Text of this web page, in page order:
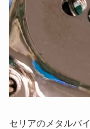
セリアのメタルバ